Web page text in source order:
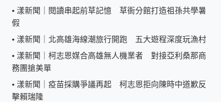
• 漾新聞｜閱讀串起前草記憶 草衙分館打造祖孫共學暑
假
• 漾新聞｜北高雄海線潮旅行開跑 五大遊程深度玩漁村
• 漾新聞｜柯志恩媒合高雄無人機業者 對接亞利桑那商
務團搶美單
• 漾新聞｜疫苗採購爭議再起 柯志恩拒向陳時中道歉反
擊賴瑞隆